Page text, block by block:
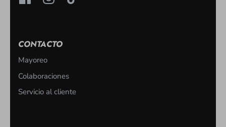
CONTACTO
Mayoreo
Colaboraciones
Servicio al cliente